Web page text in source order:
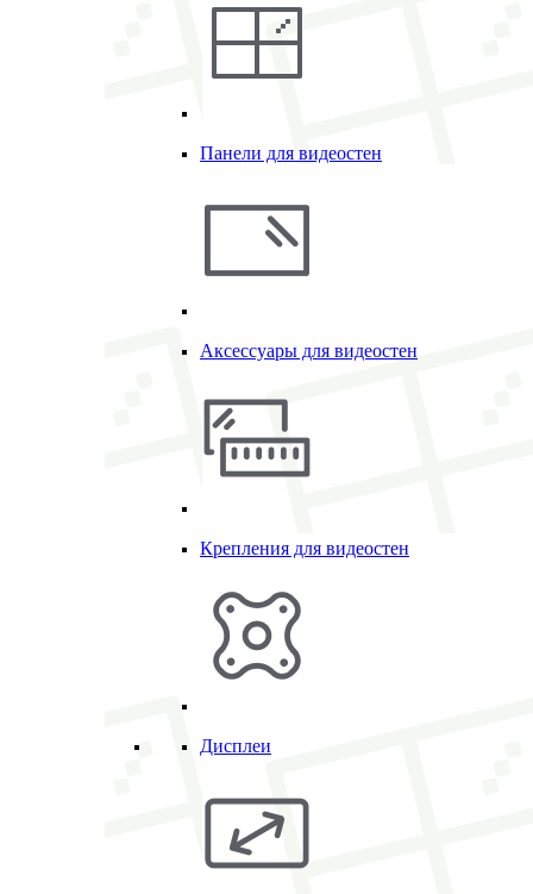
Панели для видеостен
Аксессуары для видеостен
Крепления для видеостен
Дисплеи